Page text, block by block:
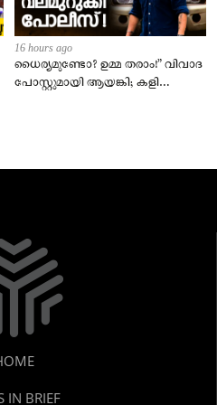
16 hours ago
ധൈര്യമുണ്ടോ? ഉമ്മ തരാം!” വിവാദ
പോസ്റ്റുമായി ആയങ്കി; കളി
IN BRIEF